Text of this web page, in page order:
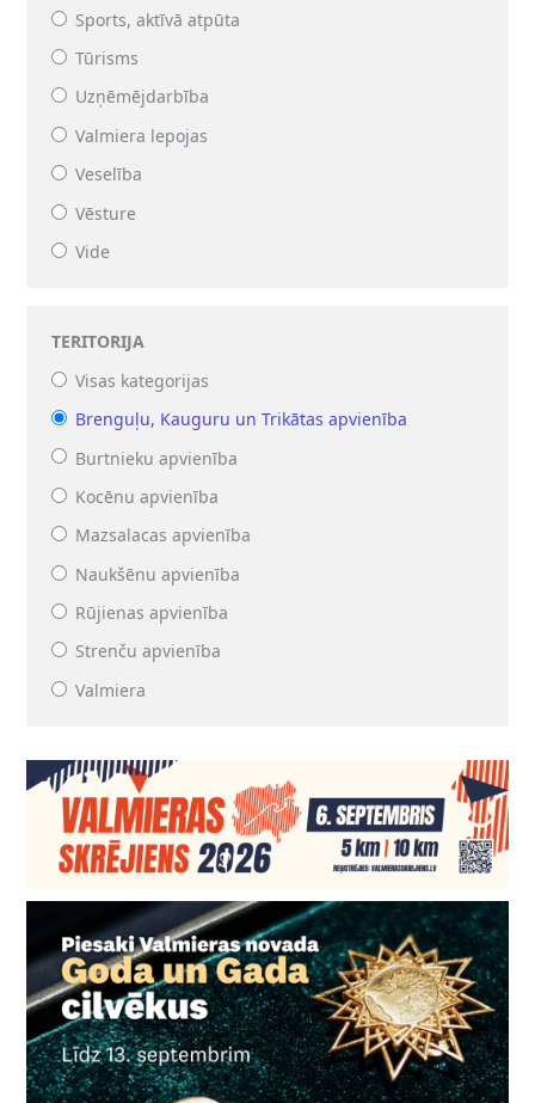
Sports, aktīvā atpūta
Tūrisms
Uzņēmējdarbība
Valmiera lepojas
Veselība
Vēsture
Vide
TERITORIJA
Visas kategorijas
Brenguļu, Kauguru un Trikātas apvienība
Burtnieku apvienība
Kocēnu apvienība
Mazsalacas apvienība
Naukšēnu apvienība
Rūjienas apvienība
Strenču apvienība
Valmiera